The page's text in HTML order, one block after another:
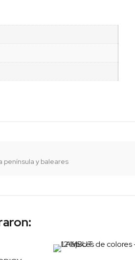
península y baleares